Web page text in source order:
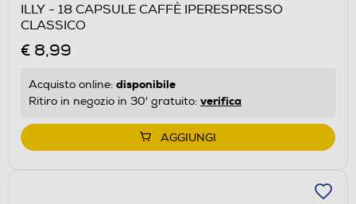
ILLY - 18 CAPSULE CAFFÈ IPERESPRESSO
CLASSICO
€ 8,99
Acquisto online: disponibile
Ritiro in negozio in 30' gratuito: verifica
AGGIUNGI